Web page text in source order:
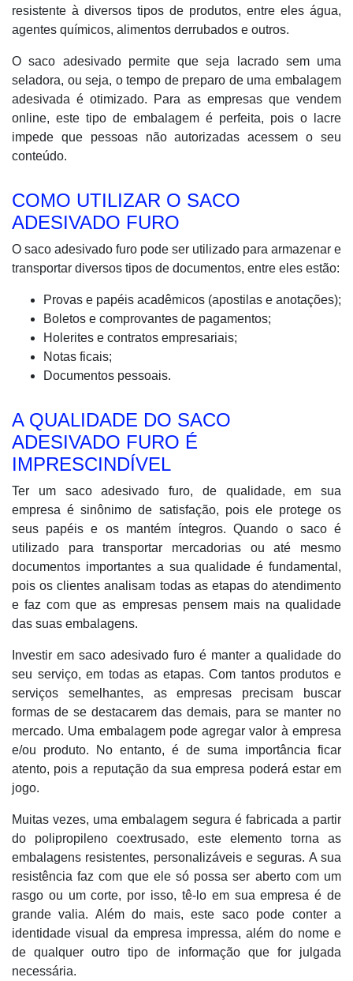
resistente à diversos tipos de produtos, entre eles água,
agentes químicos, alimentos derrubados e outros.
O saco adesivado permite que seja lacrado sem uma
seladora, ou seja, o tempo de preparo de uma embalagem
adesivada é otimizado. Para as empresas que vendem
online, este tipo de embalagem é perfeita, pois o lacre
impede que pessoas não autorizadas acessem o seu
conteúdo.
COMO UTILIZAR O SACO
ADESIVADO FURO
O saco adesivado furo pode ser utilizado para armazenar e
transportar diversos tipos de documentos, entre eles estão:
Provas e papéis acadêmicos (apostilas e anotações);
Boletos e comprovantes de pagamentos;
Holerites e contratos empresariais;
Notas ficais;
Documentos pessoais.
A QUALIDADE DO SACO
ADESIVADO FURO É
IMPRESCINDÍVEL
Ter um saco adesivado furo, de qualidade, em sua
empresa é sinônimo de satisfação, pois ele protege os
seus papéis e os mantém íntegros. Quando o saco é
utilizado para transportar mercadorias ou até mesmo
documentos importantes a sua qualidade é fundamental,
pois os clientes analisam todas as etapas do atendimento
e faz com que as empresas pensem mais na qualidade
das suas embalagens.
Investir em saco adesivado furo é manter a qualidade do
seu serviço, em todas as etapas. Com tantos produtos e
serviços semelhantes, as empresas precisam buscar
formas de se destacarem das demais, para se manter no
mercado. Uma embalagem pode agregar valor à empresa
e/ou produto. No entanto, é de suma importância ficar
atento, pois a reputação da sua empresa poderá estar em
jogo.
Muitas vezes, uma embalagem segura é fabricada a partir
do polipropileno coextrusado, este elemento torna as
embalagens resistentes, personalizáveis e seguras. A sua
resistência faz com que ele só possa ser aberto com um
rasgo ou um corte, por isso, tê-lo em sua empresa é de
grande valia. Além do mais, este saco pode conter a
identidade visual da empresa impressa, além do nome e
de qualquer outro tipo de informação que for julgada
necessária.